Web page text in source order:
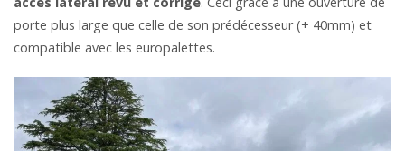
porte plus large que celle de son prédécesseur (+ 40mm) et
compatible avec les europalettes.